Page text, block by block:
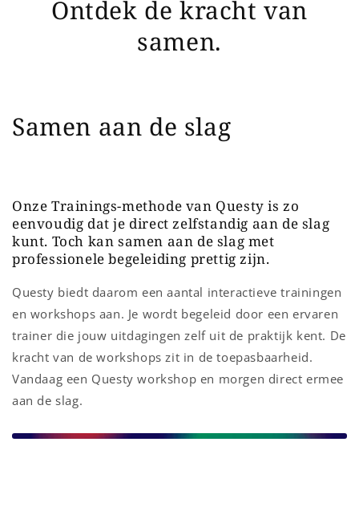
Ontdek de kracht van
samen.
Samen aan de slag
Onze Trainings-methode van Questy is zo
eenvoudig dat je direct zelfstandig aan de slag
kunt. Toch kan samen aan de slag met
professionele begeleiding prettig zijn.
Questy biedt daarom een aantal interactieve trainingen
en workshops aan. Je wordt begeleid door een ervaren
trainer die jouw uitdagingen zelf uit de praktijk kent. De
kracht van de workshops zit in de toepasbaarheid.
Vandaag een Questy workshop en morgen direct ermee
aan de slag.